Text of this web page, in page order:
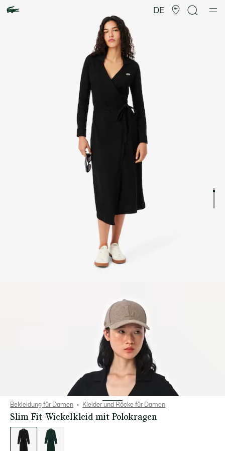
DE
Bekleidung für Damen Kleider und Röcke für Damen
Slim Fit-Wickelkleid mit Polokragen
Liste
Varianten